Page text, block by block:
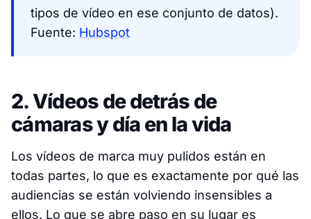
tipos de vídeo en ese conjunto de datos).
Fuente: Hubspot
2. Vídeos de detrás de
cámaras y día en la vida
Los vídeos de marca muy pulidos están en
todas partes, lo que es exactamente por qué las
audiencias se están volviendo insensibles a
ellos. Lo que se abre paso en su lugar es